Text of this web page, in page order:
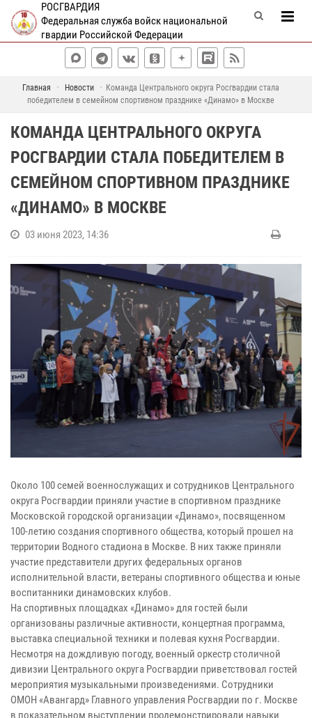
РОСГВАРДИЯ
Федеральная служба войск национальной
гвардии Российской Федерации
Главная Новости
Команда Центрального округа Росгвардии стала
победителем в семейном спортивном празднике «Динамо» в Москве
КОМАНДА ЦЕНТРАЛЬНОГО ОКРУГА
РОСГВАРДИИ СТАЛА ПОБЕДИТЕЛЕМ В
СЕМЕЙНОМ СПОРТИВНОМ ПРАЗДНИКЕ
«ДИНАМО» В МОСКВЕ
03 июня 2023, 14:36
Около 100 семей военнослужащих и сотрудников Центрального
округа Росгвардии приняли участие в спортивном празднике
Московской городской организации «Динамо», посвященном
100-летию создания спортивного общества, который прошел на
территории Водного стадиона в Москве. В них также приняли
участие представители других федеральных органов
исполнительной власти, ветераны спортивного общества и юные
воспитанники динамовских клубов.
На спортивных площадках «Динамо» для гостей были
организованы различные активности, концертная программа,
выставка специальной техники и полевая кухня Росгвардии.
Несмотря на дождливую погоду, военный оркестр столичной
дивизии Центрального округа Росгвардии приветствовал гостей
мероприятия музыкальными произведениями. Сотрудники
ОМОН «Авангард» Главного управления Росгвардии по г. Москве
в показательном выступлении продемонстрировали навыки